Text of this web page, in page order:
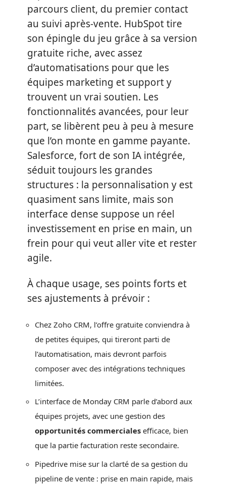
parcours client, du premier contact
au suivi après-vente. HubSpot tire
son épingle du jeu grâce à sa version
gratuite riche, avec assez
d’automatisations pour que les
équipes marketing et support y
trouvent un vrai soutien. Les
fonctionnalités avancées, pour leur
part, se libèrent peu à peu à mesure
que l’on monte en gamme payante.
Salesforce, fort de son IA intégrée,
séduit toujours les grandes
structures : la personnalisation y est
quasiment sans limite, mais son
interface dense suppose un réel
investissement en prise en main, un
frein pour qui veut aller vite et rester
agile.
À chaque usage, ses points forts et
ses ajustements à prévoir :
Chez Zoho CRM, l’offre gratuite conviendra à
de petites équipes, qui tireront parti de
l’automatisation, mais devront parfois
composer avec des intégrations techniques
limitées.
L’interface de Monday CRM parle d’abord aux
équipes projets, avec une gestion des
opportunités commerciales efficace, bien
que la partie facturation reste secondaire.
Pipedrive mise sur la clarté de sa gestion du
pipeline de vente : prise en main rapide, mais